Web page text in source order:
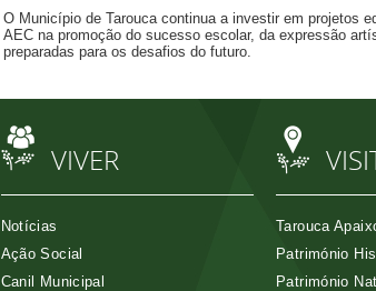
O Município de Tarouca continua a investir em projetos
AEC na promoção do sucesso escolar, da expressão
preparadas para os desafios do futuro.
VIVER
Notícias
Ação Social
Canil Municipal
Tarouca
Património
Património